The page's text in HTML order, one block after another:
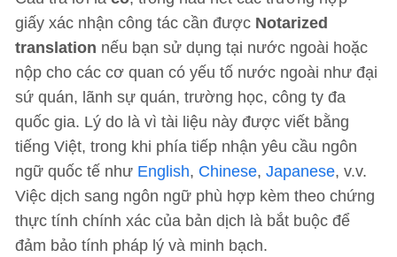
giấy xác nhận công tác cần được Notarized
translation nếu bạn sử dụng tại nước ngoài hoặc
nộp cho các cơ quan có yếu tố nước ngoài như đại
sứ quán, lãnh sự quán, trường học, công ty đa
quốc gia. Lý do là vì tài liệu này được viết bằng
tiếng Việt, trong khi phía tiếp nhận yêu cầu ngôn
ngữ quốc tế như English, Chinese, Japanese, v.v.
Việc dịch sang ngôn ngữ phù hợp kèm theo chứng
thực tính chính xác của bản dịch là bắt buộc để
đảm bảo tính pháp lý và minh bạch.